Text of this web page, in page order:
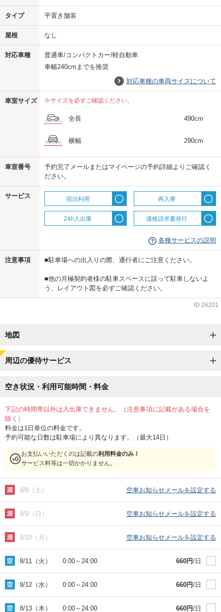
タイプ 平置き舗装
屋根 なし
対応車種
普通車/コンパクトカー/軽自動車
車幅240cmまでを推奨
対応車種の車両サイズについて
車室サイズ ※サイズを必ずご確認ください。
全長 490cm
横幅 290cm
車室番号
予約完了メールまたはマイページの予約詳細よりご確認く
ださい。
サービス 宿泊利用 再入庫
24h入出庫 適格請求書発行
各種サービスの説明
注意事項 ■駐車場への出入りの際、通行者にご注意ください。
■他の月極契約者様の駐車スペースに誤って駐車しないよ
う、レイアウト図を必ずご確認ください。
ID 26201
地図
周辺の優待サービス
空き状況・利用可能時間・料金
下記の時間帯以外は入出庫できません。（注意事項に記載がある場合を
除く）
料金は1日単位の料金です。
予約可能な日数は駐車場により異なります。（最大14日）
お支払いいただくのは記載の利用料金のみ！
サービス料等は一切かかりません。
8/8（土） 空車お知らせメールを設定する
8/9（日） 空車お知らせメールを設定する
8/10（月） 空車お知らせメールを設定する
8/11（火） 0:00～ 24:00 660円/日
8/12（水） 0:00～ 24:00 660円/日
8/13（木） 0:00～ 24:00 660円/日